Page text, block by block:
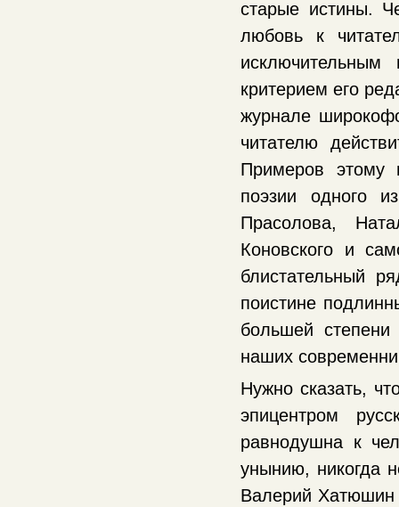
старые истины.
любовь к
исключительным
критерием его
журнале
читателю
Примеров этому
поэзии одного
Прасолова,
Коновского и
блистательный
поистине
большей степени
наших
Нужно сказать,
эпицентром
равнодушна к
унынию, никогда
Валерий Хатюшин